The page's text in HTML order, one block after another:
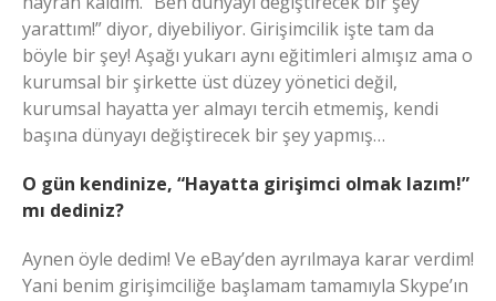
yarattım!” diyor, diyebiliyor. Girişimcilik işte tam da
böyle bir şey! Aşağı yukarı aynı eğitimleri almışız ama o
kurumsal bir şirkette üst düzey yönetici değil,
kurumsal hayatta yer almayı tercih etmemiş, kendi
başına dünyayı değiştirecek bir şey yapmış…
O gün kendinize, “Hayatta girişimci olmak lazım!”
mı dediniz?
Aynen öyle dedim! Ve eBay’den ayrılmaya karar verdim!
Yani benim girişimciliğe başlamam tamamıyla Skype’ın